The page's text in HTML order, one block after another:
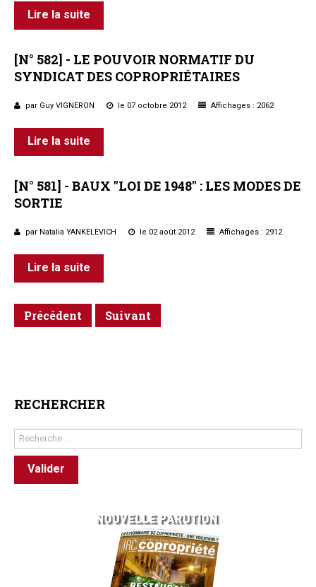
Lire la suite
[N° 582] - LE POUVOIR NORMATIF DU
SYNDICATDES COPROPRIÉTAIRES
par Guy VIGNERON le 07 octobre 2012 Affichages : 2062
Lire la suite
[N° 581] - BAUX "LOI DE 1948" : LES MODESDE
SORTIE
par Natalia YANKELEVICH le 02 août 2012 Affichages : 2912
Lire la suite
Précédent Suivant
RECHERCHER
Rechercher
Valider